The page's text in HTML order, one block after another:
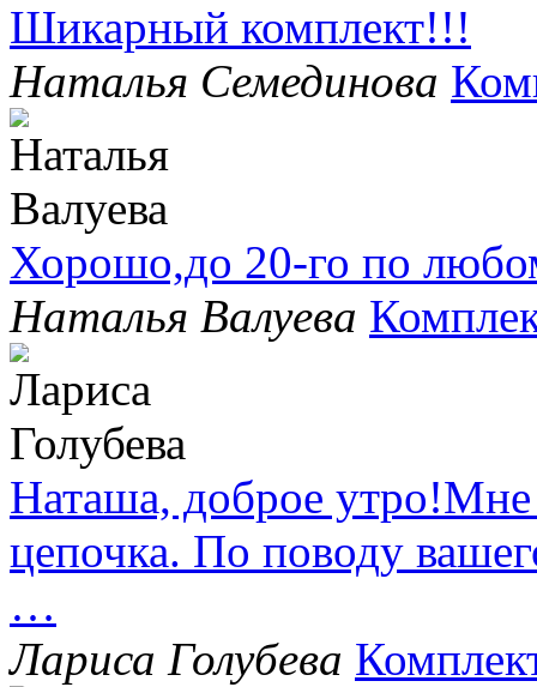
Шикарный комплект!!!
Наталья Семединова
Хорошо,до 20-го по
Наталья Валуева
Наташа, доброе утро!Мне
цепочка. По поводу
…
Лариса Голубева